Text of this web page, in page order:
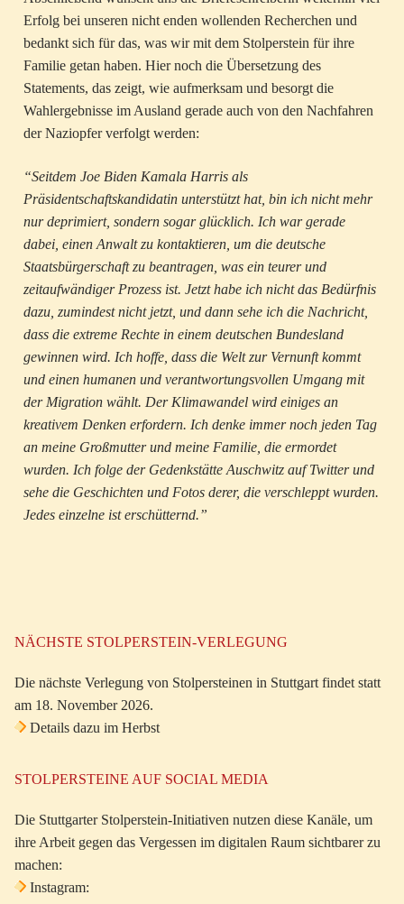
Erfolg bei unseren nicht enden wollenden Recherchen und
bedankt sich für das, was wir mit dem Stolperstein für ihre
Familie getan haben. Hier noch die Übersetzung des
Statements, das zeigt, wie aufmerksam und besorgt die
Wahlergebnisse im Ausland gerade auch von den Nachfahren
der Naziopfer verfolgt werden:
“Seitdem Joe Biden Kamala Harris als
Präsidentschaftskandidatin unterstützt hat, bin ich nicht mehr
nur deprimiert, sondern sogar glücklich. Ich war gerade
dabei, einen Anwalt zu kontaktieren, um die deutsche
Staatsbürgerschaft zu beantragen, was ein teurer und
zeitaufwändiger Prozess ist. Jetzt habe ich nicht das Bedürfnis
dazu, zumindest nicht jetzt, und dann sehe ich die Nachricht,
dass die extreme Rechte in einem deutschen Bundesland
gewinnen wird. Ich hoffe, dass die Welt zur Vernunft kommt
und einen humanen und verantwortungsvollen Umgang mit
der Migration wählt. Der Klimawandel wird einiges an
kreativem Denken erfordern. Ich denke immer noch jeden Tag
an meine Großmutter und meine Familie, die ermordet
wurden. Ich folge der Gedenkstätte Auschwitz auf Twitter und
sehe die Geschichten und Fotos derer, die verschleppt wurden.
Jedes einzelne ist erschütternd.”
NÄCHSTE STOLPERSTEIN-VERLEGUNG
Die nächste Verlegung von Stolpersteinen in Stuttgart findet statt
am 18. November 2026.
Details dazu im Herbst
STOLPERSTEINE AUF SOCIAL MEDIA
Die Stuttgarter Stolperstein-Initiativen nutzen diese Kanäle, um
ihre Arbeit gegen das Vergessen im digitalen Raum sichtbarer zu
machen:
Instagram: